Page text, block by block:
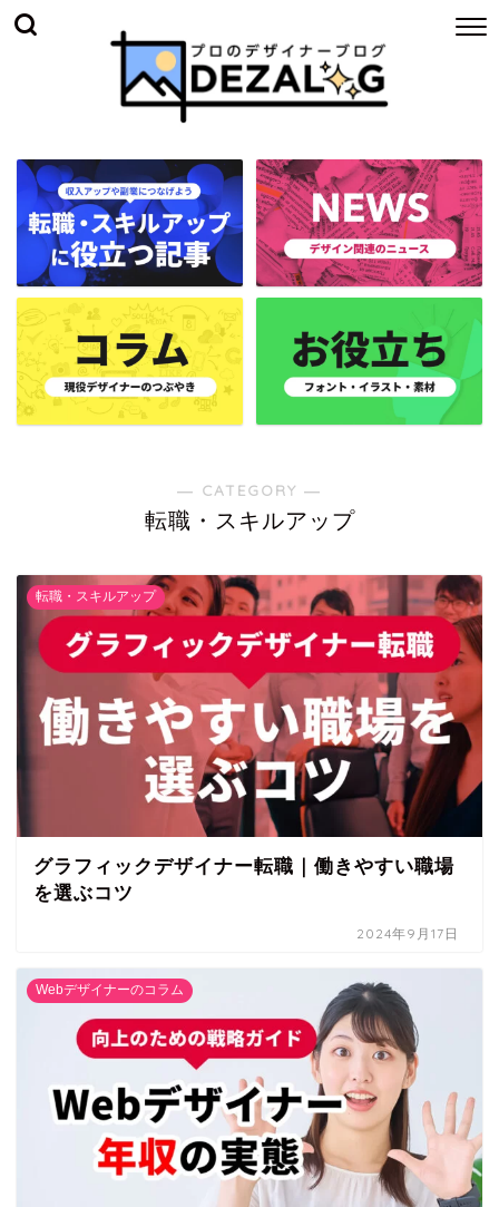
― CATEGORY ―
転職・スキルアップ
転職・スキルアップ
グラフィックデザイナー転職｜働きやすい職場
を選ぶコツ
2024年9月17日
Webデザイナーのコラム